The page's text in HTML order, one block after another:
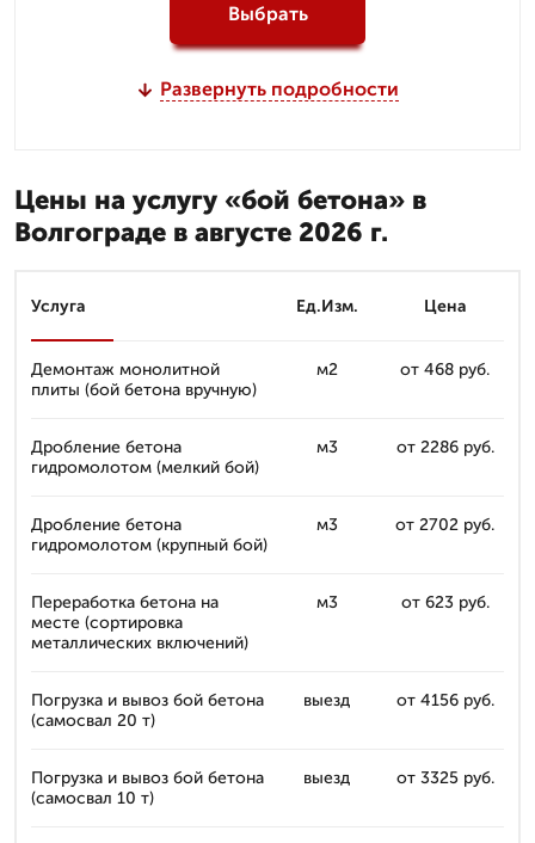
Выбрать
Развернуть подробности
Цены на услугу «бой бетона» в
Волгограде в августе 2026 г.
Услуга Ед.Изм. Цена
Демонтаж монолитной
плиты (бой бетона вручную)
м2 от 468 руб.
Дробление бетона
гидромолотом (мелкий бой)
м3 от 2286 руб.
Дробление бетона
гидромолотом (крупный бой)
м3 от 2702 руб.
Переработка бетона на
месте (сортировка
металлических включений)
м3 от 623 руб.
Погрузка и вывоз бой бетона
(самосвал 20 т)
выезд от 4156 руб.
Погрузка и вывоз бой бетона
(самосвал 10 т)
выезд от 3325 руб.